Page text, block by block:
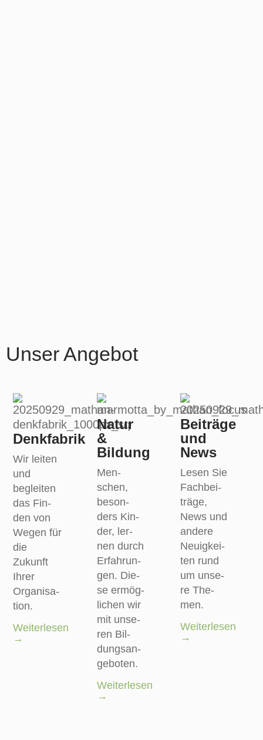
Unser Angebot
Denkfabrik
Wir lei­ten
und
beglei­ten
das Fin­
den von
Wegen für
die
Zukunft
Ihrer
Orga­ni­sa­
ti­on.
Weiterlesen
→
Natur
&
Bildung
Men­
schen,
beson­
ders Kin­
der, ler­
nen durch
Erfah­run­
gen. Die­
se ermög­
li­chen wir
mit unse­
ren Bil­
dungs­an­
ge­bo­ten.
Weiterlesen
→
Beiträge
und
News
Lesen Sie
Fach­bei­
trä­ge,
News und
ande­re
Neu­ig­kei­
ten rund
um unse­
re The­
men.
Weiterlesen
→